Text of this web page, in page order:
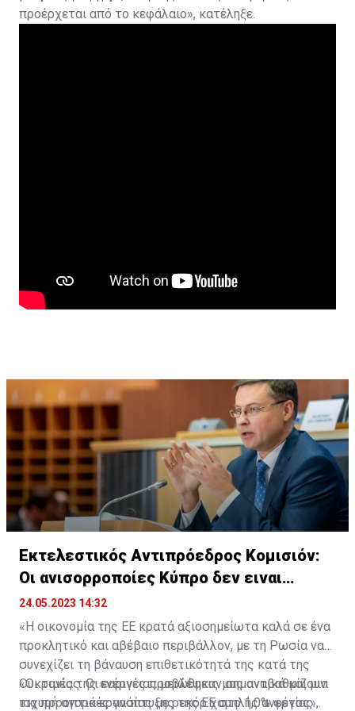
προέρχεται από το κεφάλαιο», κατέληξε.
Εκτελεστικός Αντιπρόεδρος Κομισιόν:
Οι ανισορροποίες Κύπρο δεν ειναι
ανησυχούν
24.05.2023 14:32
«Η οικονομία της ΕΕ κρατά αξιοσημείωτα καλά σε ένα
προκλητικό και αβέβαιο περιβάλλον, με τη Ρωσία να
συνεχίζει τη βάναυση επιθετικότητά της κατά της
Ουκρανίας. Οι εαρινές προβλέψεις μας αναβαθμίζουν
τις προοπτικές ανάπτυξης της ΕΕ στο 1,0% φέτος»,
«Οι τιμές της ενέργειας μειώθηκαν σημαντικά και μια
ισχυρή αγορά εργασίας με ρεκόρ χαμηλής ανεργίας